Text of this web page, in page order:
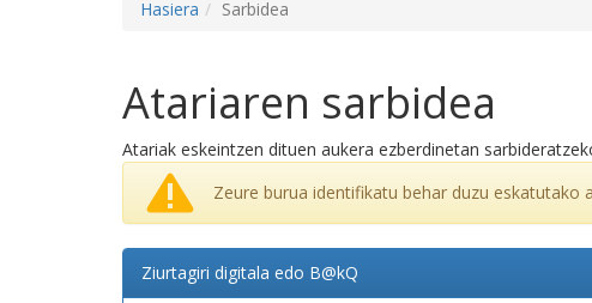
Hasiera Sarbidea
Atariaren sarbidea
Atariak eskeintzen dituen aukera ezberdinetan
Zeure burua identifikatu behar duzu eskatutako
Ziurtagiri digitala edo B@kQ